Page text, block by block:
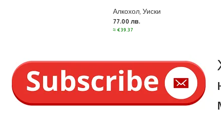
Алкохол,Уиски
77.00 лв.
≈€39.37